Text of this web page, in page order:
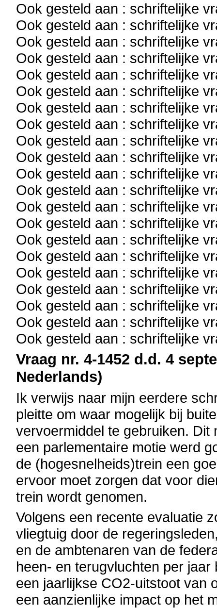
Ook gesteld aan : schriftelijke
Ook gesteld aan : schriftelijke
Ook gesteld aan : schriftelijke
Ook gesteld aan : schriftelijke
Ook gesteld aan : schriftelijke
Ook gesteld aan : schriftelijke
Ook gesteld aan : schriftelijke
Ook gesteld aan : schriftelijke
Ook gesteld aan : schriftelijke
Ook gesteld aan : schriftelijke
Ook gesteld aan : schriftelijke
Ook gesteld aan : schriftelijke
Ook gesteld aan : schriftelijke
Ook gesteld aan : schriftelijke
Ook gesteld aan : schriftelijke
Ook gesteld aan : schriftelijke
Ook gesteld aan : schriftelijke
Ook gesteld aan : schriftelijke
Ook gesteld aan : schriftelijke
Ook gesteld aan : schriftelijke
Ook gesteld aan : schriftelijke
Vraag nr. 4-1452 d.d. 4
Nederlands)
Ik verwijs naar mijn eerdere
pleitte om waar mogelijk bij
vervoermiddel te gebruiken.
een parlementaire motie werd
de (hogesnelheids)trein een
ervoor moet zorgen dat voor
trein wordt genomen.
Volgens een recente evaluatie
vliegtuig door de
en de ambtenaren van de
heen- en terugvluchten per
een jaarlijkse CO2-uitstoot van
een aanzienlijke impact op het